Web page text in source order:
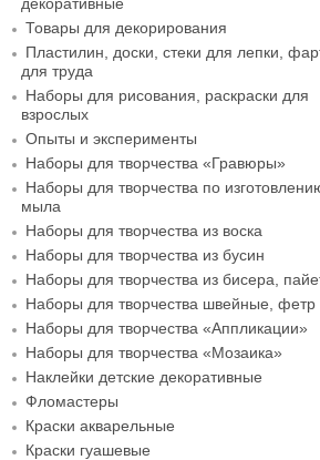
Товары для декорирования
Пластилин, доски, стеки для лепки,
для труда
Наборы для рисования, раскраски для
взрослых
Опыты и эксперименты
Наборы для творчества «Гравюры»
Наборы для творчества по
мыла
Наборы для творчества из воска
Наборы для творчества из бусин
Наборы для творчества из бисера,
Наборы для творчества швейные, фетр
Наборы для творчества «Аппликации»
Наборы для творчества «Мозаика»
Наклейки детские декоративные
Фломастеры
Краски акварельные
Краски гуашевые